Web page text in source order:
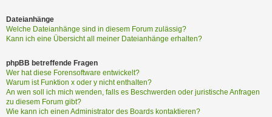
Dateianhänge
Welche Dateianhänge sind in diesem Forum zulässig?
Kann ich eine Übersicht all meiner Dateianhänge erhalten?
phpBB betreffende Fragen
Wer hat diese Forensoftware entwickelt?
Warum ist Funktion x oder y nicht enthalten?
An wen soll ich mich wenden, falls es Beschwerden oder juristische Anfragen
zu diesem Forum gibt?
Wie kann ich einen Administrator des Boards kontaktieren?